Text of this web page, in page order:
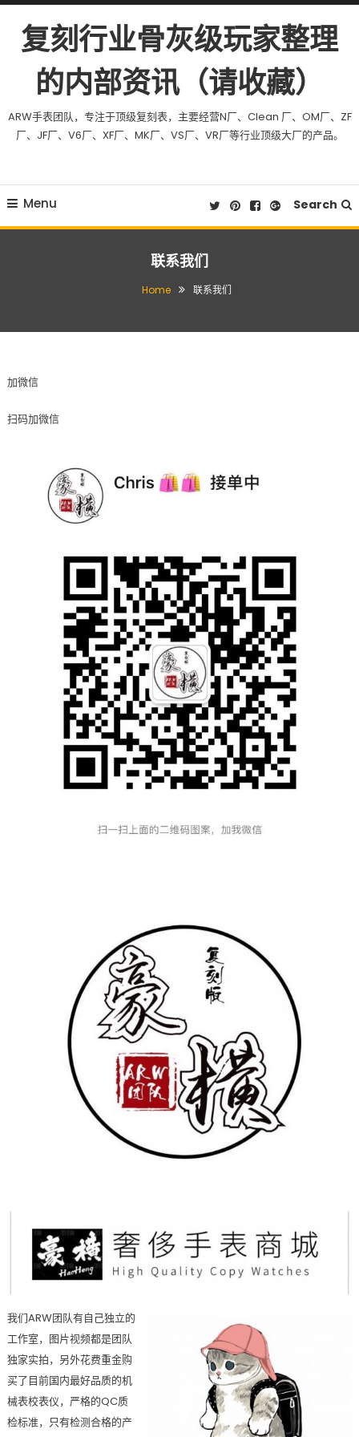
复刻行业骨灰级玩家整理
的内部资讯（请收藏）
ARW手表团队，专注于顶级复刻表，主要经营N厂、Clean 厂、OM厂、ZF
厂、JF厂、V6厂、XF厂、MK厂、VS厂、VR厂等行业顶级大厂的产品。
Menu Search
联系我们
Home 联系我们
加微信
扫码加微信
我们ARW团队有自己独立的
工作室，图片视频都是团队
独家实拍，另外花费重金购
买了目前国内最好品质的机
械表校表仪，严格的QC质
检标准，只有检测合格的产